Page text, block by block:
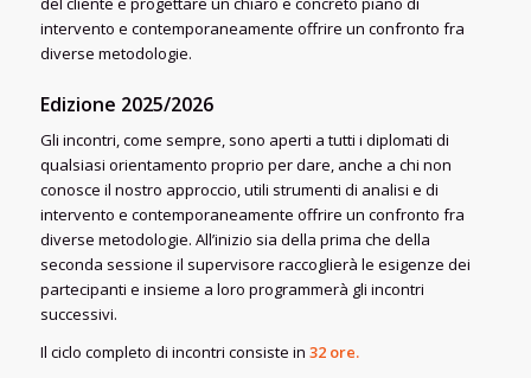
intervento e contemporaneamente offrire un confronto fra
diverse metodologie.
Edizione 2025/2026
Gli incontri, come sempre, sono aperti a tutti i diplomati di
qualsiasi orientamento proprio per dare, anche a chi non
conosce il nostro approccio, utili strumenti di analisi e di
intervento e contemporaneamente offrire un confronto fra
diverse metodologie. All’inizio sia della prima che della
seconda sessione il supervisore raccoglierà le esigenze dei
partecipanti e insieme a loro programmerà gli incontri
successivi.
Il ciclo completo di incontri consiste in 32 ore.